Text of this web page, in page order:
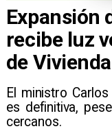
Expansión
recibe luz
de Vivienda
El ministro
es definitiva,
cercanos.